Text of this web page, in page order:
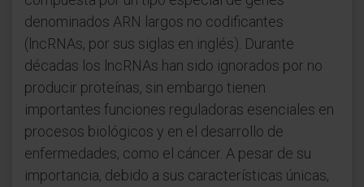
denominados ARN largos no codificantes
(lncRNAs, por sus siglas en inglés). Durante
décadas los lncRNAs han sido ignorados por no
producir proteínas, sin embargo tienen
importantes funciones reguladoras esenciales en
procesos biológicos y en el desarrollo de
enfermedades, como el cáncer. A pesar de su
importancia, debido a sus características únicas,